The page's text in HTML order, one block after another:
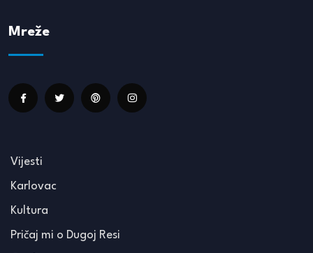
Mreže
Vijesti
Karlovac
Kultura
Pričaj mi o Dugoj Resi